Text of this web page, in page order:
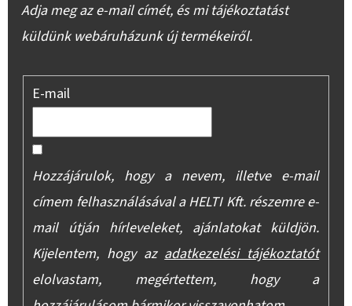
Adja meg az e-mail címét, és mi tájékoztatást
küldünk webáruházunk új termékeiről.
E-mail
Hozzájárulok, hogy a nevem, illetve e-mail
címem felhasználásával a HELTI Kft. részemre e-
mail útján hírleveleket, ajánlatokat küldjön.
Kijelentem, hogy azadatkezelési tájékoztatót
elolvastam, megértettem, hogy a